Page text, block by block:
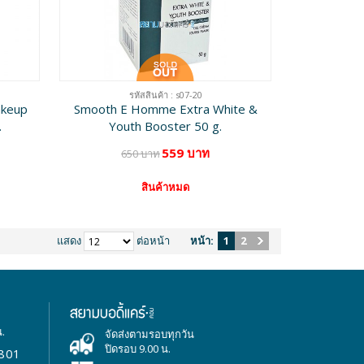
รหัสสินค้า : s07-20
Smooth E Homme Extra White &
Youth Booster 50 g.
650 บาท559 บาท
สินค้าหมด
หน้า: 1 2
แสดง ต่อหน้า
จัดส่งตามรอบทุกวัน
ปิดรอบ 9.00 น.